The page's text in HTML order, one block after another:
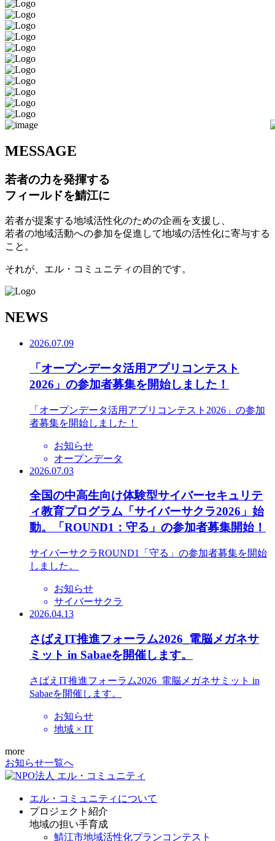
MESSAGE
若者の力を発揮する
フィールドを鯖江に
若者が提案する地域活性化のための企画を支援し、
若者の地域活動への参加を促進して地域の活性化に寄与する
こと。
それが、エル・コミュニティの目的です。
NEWS
2026.07.09
「オープンデータ活用アプリコンテスト
2026」の参加者募集を開始しました！
「オープンデータ活用アプリコンテスト2026」の参加
者募集を開始しました！
お知らせ
オープンデータ
2026.07.03
全国の中高生向け体験型サイバーセキュリテ
ィ教育プログラム「サイバーサクラ2026」始
動。「ROUND1：守る」の参加者募集開始！
サイバーサクラROUND1「守る」の参加者募集を開始
しました。
お知らせ
サイバーサクラ
2026.04.13
さばえIT推進フォーラム2026_電脳メガネサ
ミット in Sabaeを開催します。
さばえIT推進フォーラム2026_電脳メガネサミット in
Sabaeを開催します。
お知らせ
地域 × IT
more
お知らせ一覧へ
エル・コミュニティについて
プロジェクト紹介
地域の担い手育成
鯖江市地域活性化プランコンテスト